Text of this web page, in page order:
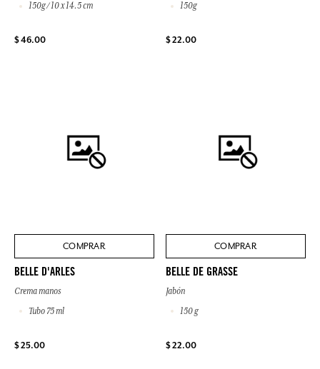
150g / 10 x 14.5 cm
$ 46.00
150g
$ 22.00
COMPRAR
BELLE D'ARLES
Crema manos
Tubo 75 ml
$ 25.00
COMPRAR
BELLE DE GRASSE
Jabón
150 g
$ 22.00